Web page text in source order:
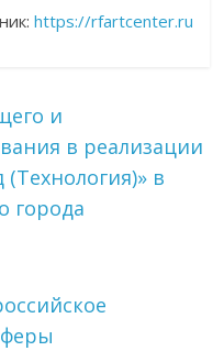
https://rfartcenter.ru
и
в реализации
в
города